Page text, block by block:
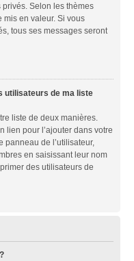
Selon les thèmes
mis en valeur. Si vous
tous ses messages seront
utilisateurs de ma liste
liste de deux manières.
lien pour l’ajouter dans votre
panneau de l’utilisateur,
en saisissant leur nom
des utilisateurs de